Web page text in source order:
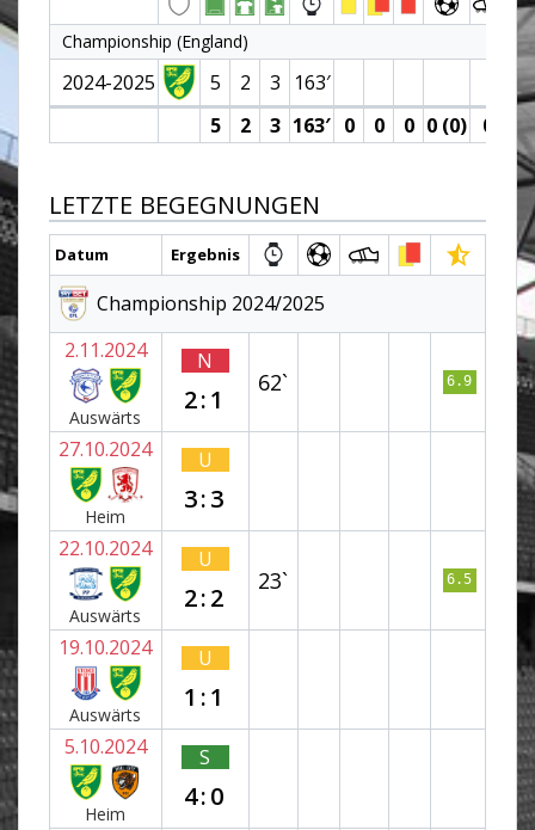
Championship (England)
2024-2025 5 2 3
163′
5
2 3 163′ 0 0 0 0 (0) 0 0
LETZTE BEGEGNUNGEN
Datum Ergebnis
Championship 2024/2025
2.11.2024
Auswärts
N
2:1
62` 6.9
27.10.2024
Heim
U
3:3
22.10.2024
Auswärts
U
2:2
23` 6.5
19.10.2024
Auswärts
U
1:1
5.10.2024
Heim
S
4:0